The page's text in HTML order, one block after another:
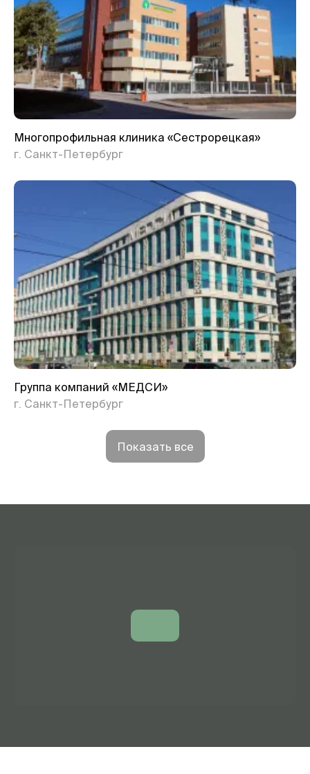
Многопрофильная клиника «Сестрорецкая»
г. Санкт-Петербург
Группа компаний «МЕДСИ»
г. Санкт-Петербург
Показать все